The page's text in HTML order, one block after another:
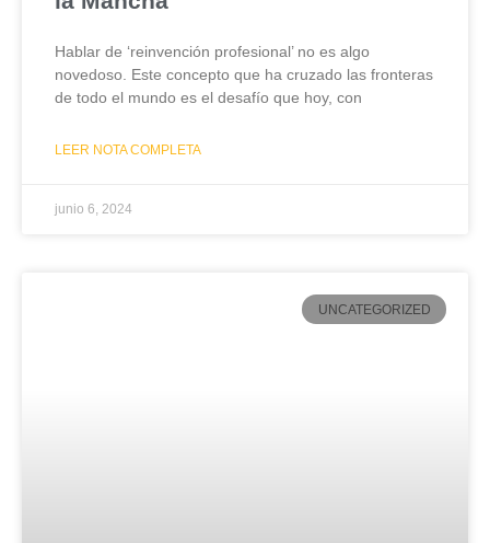
Hablar de ‘reinvención profesional’ no es algo
novedoso. Este concepto que ha cruzado las fronteras
de todo el mundo es el desafío que hoy, con
LEER NOTA COMPLETA
junio 6, 2024
UNCATEGORIZED